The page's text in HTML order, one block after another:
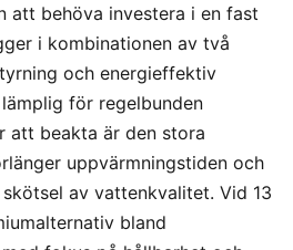
att behöva investera i en fast
i kombinationen av två
och energieffektiv
för regelbunden
att beakta är den stora
uppvärmningstiden och
av vattenkvalitet. Vid 13
bland